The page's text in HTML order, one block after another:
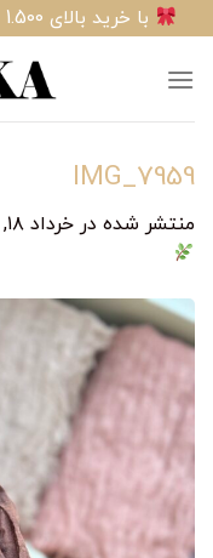
to
content
با خرید بالای 1.500 یک گیفت از پینیکا هدیه بگیرید
IMG_7959
منتشر شده درخرداد ۱۸, ۱۴۰۴